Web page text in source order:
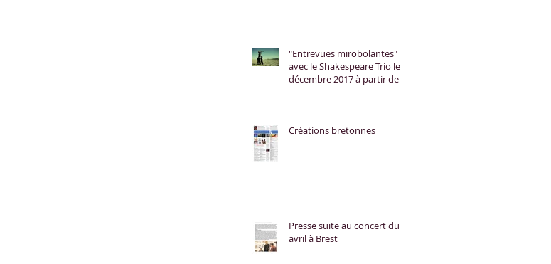
"Entrevues mirobolantes"
avec le Shakespeare Trio le 2
décembre 2017 à partir de
Créations bretonnes
Presse suite au concert du 8
avril à Brest